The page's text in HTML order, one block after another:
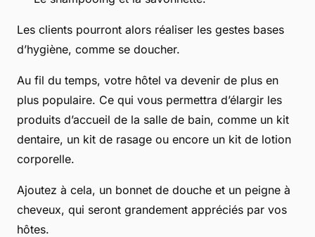
Les clients pourront alors réaliser les gestes bases
d’hygiène, comme se doucher.
Au fil du temps, votre hôtel va devenir de plus en
plus populaire. Ce qui vous permettra d’élargir les
produits d’accueil de la salle de bain, comme un kit
dentaire, un kit de rasage ou encore un kit de lotion
corporelle.
Ajoutez à cela, un bonnet de douche et un peigne à
cheveux, qui seront grandement appréciés par vos
hôtes.